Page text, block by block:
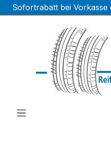
Zum Hauptinhalt springen
Sofortrabatt bei